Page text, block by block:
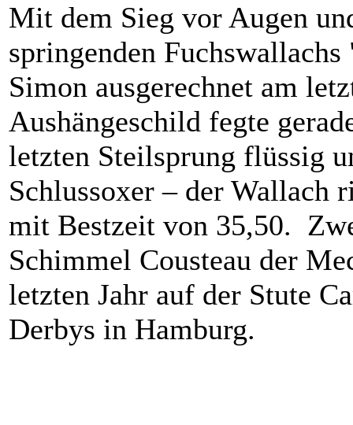
Mit dem Sieg vor Augen
springenden
Simon ausgerechnet am
Aushängeschild fegte
letzten Steilsprung flüssig
Schlussoxer – der Wallach
mit Bestzeit von 35,50.
Schimmel Cousteau der
letzten Jahr auf der Stute
Derbys in Hamburg.